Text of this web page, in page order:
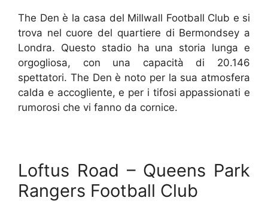
The Den è la casa del Millwall Football Club e si
trova nel cuore del quartiere di Bermondsey a
Londra. Questo stadio ha una storia lunga e
orgogliosa, con una capacità di 20.146
spettatori. The Den è noto per la sua atmosfera
calda e accogliente, e per i tifosi appassionati e
rumorosi che vi fanno da cornice.
Loftus Road – Queens Park
Rangers Football Club